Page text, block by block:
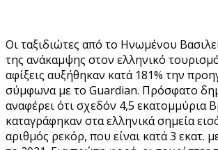
Οι ταξιδιώτες από το Ηνωμένου
της ανάκαμψης στον ελληνικό
αφίξεις αυξήθηκαν κατά 181% την
σύμφωνα με το Guardian. Πρόσφατο
αναφέρει ότι σχεδόν 4,5 εκατομμύρια
καταγράφηκαν στα ελληνικά σημεία
αριθμός ρεκόρ, που είναι κατά 3 εκατ.